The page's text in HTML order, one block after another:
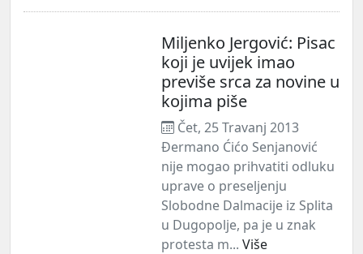
Miljenko Jergović: Pisac
koji je uvijek imao
previše srca za novine u
kojima piše
Čet, 25 Travanj 2013
Đermano Ćićo Senjanović
nije mogao prihvatiti odluku
uprave o preseljenju
Slobodne Dalmacije iz Splita
u Dugopolje, pa je u znak
protesta m... Više